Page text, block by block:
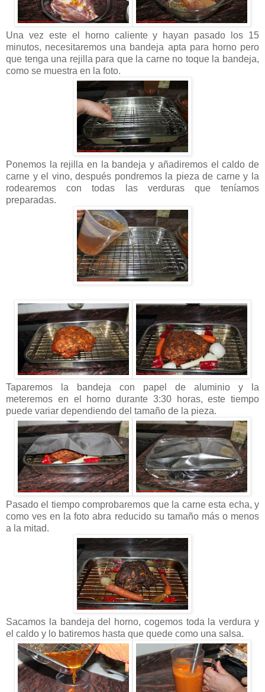
Una vez este el horno caliente y hayan pasado los 15
minutos, necesitaremos una bandeja apta para horno pero
que tenga una rejilla para que la carne no toque la bandeja,
como se muestra en la foto.
Ponemos la rejilla en la bandeja y añadiremos el caldo de
carne y el vino, después pondremos la pieza de carne y la
rodearemos con todas las verduras que teníamos
preparadas.
Taparemos la bandeja con papel de aluminio y la
meteremos en el horno durante 3:30 horas, este tiempo
puede variar dependiendo del tamaño de la pieza.
Pasado el tiempo comprobaremos que la carne esta echa, y
como ves en la foto abra reducido su tamaño más o menos
a la mitad.
Sacamos la bandeja del horno, cogemos toda la verdura y
el caldo y lo batiremos hasta que quede como una salsa.